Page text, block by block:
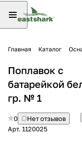
Главная Каталог
Поплавок с
батарейкой
гр. № 1
0
Нет отзывов
Арт. 1120025